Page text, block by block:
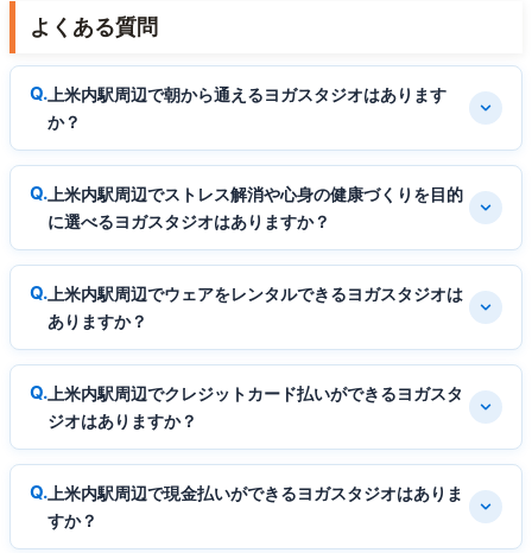
よくある質問
上米内駅周辺で朝から通えるヨガスタジオはあります
か？
上米内駅周辺でストレス解消や心身の健康づくりを目的
に選べるヨガスタジオはありますか？
上米内駅周辺でウェアをレンタルできるヨガスタジオは
ありますか？
上米内駅周辺でクレジットカード払いができるヨガスタ
ジオはありますか？
上米内駅周辺で現金払いができるヨガスタジオはありま
すか？